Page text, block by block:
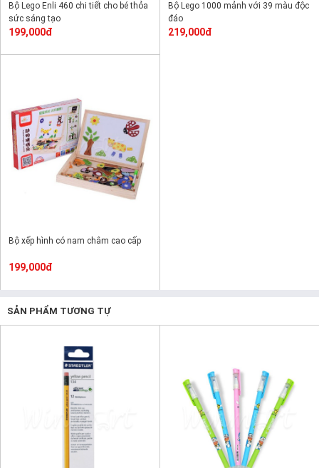
Bộ Lego Enli 460 chi tiết cho bé thỏa
sức sáng tạo
199,000đ
Bộ Lego 1000 mảnh với 39 màu độc
đáo
219,000đ
Bộ xếp hình có nam châm cao cấp
199,000đ
SẢN PHẨM TƯƠNG TỰ